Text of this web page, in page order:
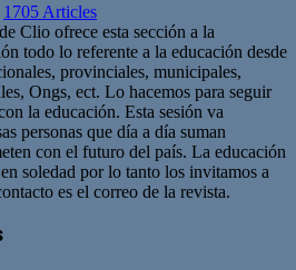
1705 Articles
Clio ofrece esta sección a la
todo lo referente a la educación desde
provinciales, municipales,
Ongs, ect. Lo hacemos para seguir
la educación. Esta sesión va
personas que día a día suman
con el futuro del país. La educación
soledad por lo tanto los invitamos a
es el correo de la revista.